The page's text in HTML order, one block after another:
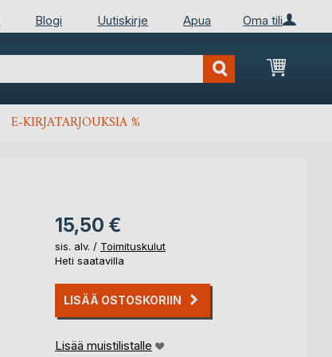
Oma tili
Blogi Uutiskirje Apua
E-KIRJATARJOUKSIA %
15,50 €
sis. alv. / Toimituskulut
Heti saatavilla
LISÄÄ OSTOSKORIIN
Lisää muistilistalle